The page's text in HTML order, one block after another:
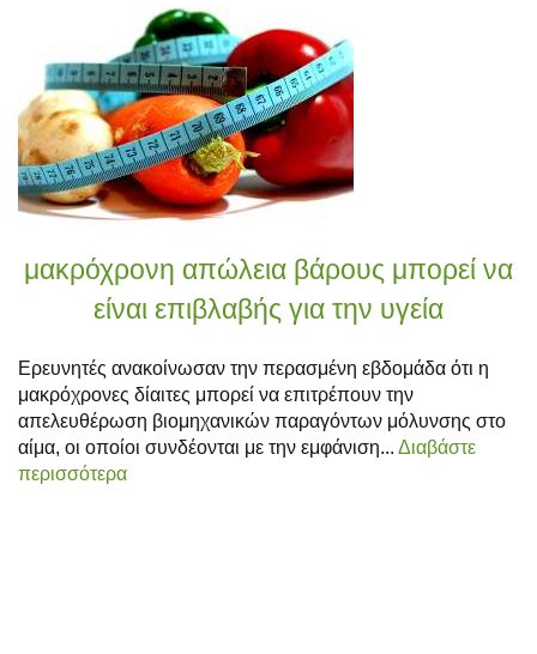
μακρόχρονη απώλεια βάρους μπορεί να
είναι επιβλαβής για την υγεία
Ερευνητές ανακοίνωσαν την περασμένη εβδομάδα ότι η
μακρόχρονες δίαιτες μπορεί να επιτρέπουν την
απελευθέρωση βιομηχανικών παραγόντων μόλυνσης στο
αίμα, οι οποίοι συνδέονται με την εμφάνιση... Διαβάστε
περισσότερα